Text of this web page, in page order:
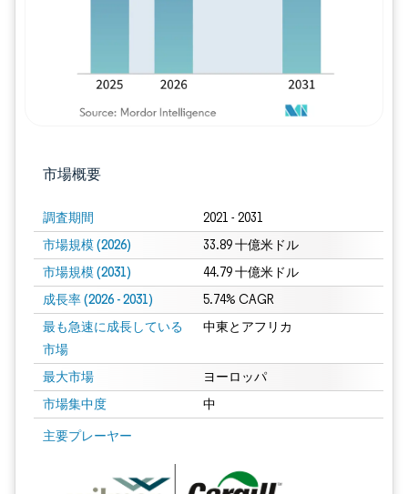
市場概要
調査期間 2021 - 2031
市場規模 (2026) 33.89 十億米ドル
市場規模 (2031) 44.79 十億米ドル
成長率 (2026 - 2031) 5.74% CAGR
最も急速に成長している
市場
中東とアフリカ
最大市場 ヨーロッパ
市場集中度 中
主要プレーヤー
画像 © Mordor Intelligence。再利用にはCC BY 4.0の表示が必要です。